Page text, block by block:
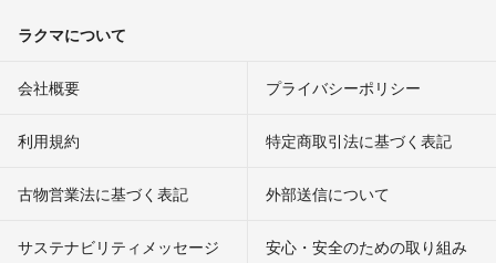
ラクマについて
会社概要 プライバシーポリシー
利用規約 特定商取引法に基づく表記
古物営業法に基づく表記 外部送信について
サステナビリティメッセージ 安心・安全のための取り組み